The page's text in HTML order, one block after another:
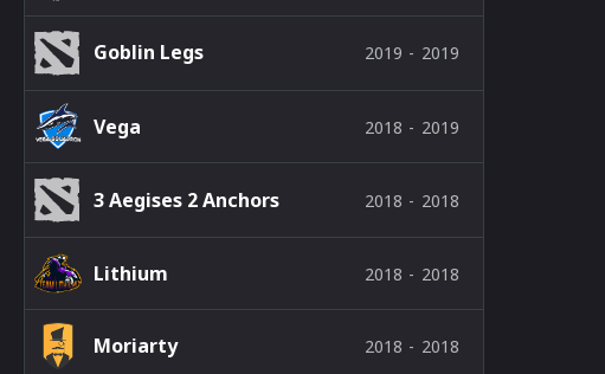
Goblin Legs 2019 - 2019
Vega 2018 - 2019
3 Aegises 2 Anchors 2018 - 2018
Lithium 2018 - 2018
Moriarty 2018 - 2018